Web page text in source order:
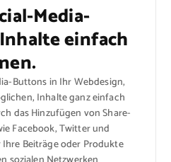
Media-
einfach
Buttons in Ihr Webdesign,
Inhalte ganz einfach
das Hinzufügen von Share-
Facebook, Twitter und
Beiträge oder Produkte